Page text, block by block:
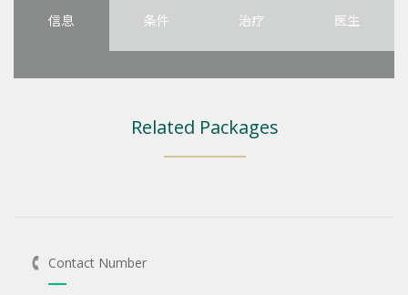
信息 条件 治疗 医生
Related Packages
Contact Number